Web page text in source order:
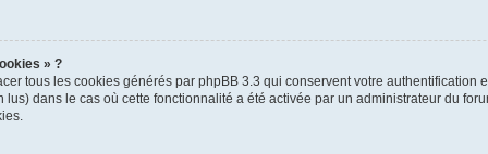
» ?
tous les cookies générés par phpBB 3.3 qui conservent votre
lus) dans le cas où cette fonctionnalité a été activée par un administrateur du